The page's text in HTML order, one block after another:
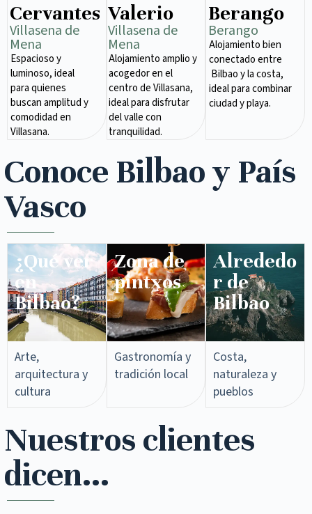
Cervantes
Villasena de
Mena​
Espacioso y
luminoso, ideal
para quienes
buscan amplitud y
comodidad en
Villasana.
Valerio
Villasena de
Mena​
Alojamiento amplio y
acogedor en el
centro de Villasana,
ideal para disfrutar
del valle con
tranquilidad.
Berango
Berango
Alojamiento bien
conectado entre
Bilbao y la costa,
ideal para combinar
ciudad y playa.
Conoce Bilbao y País
Vasco
¿Qué ver
en
Bilbao?
Arte,
arquitectura y
cultura
Zona de
pintxos​
Gastronomía y
tradición local
Alrededo
r de
Bilbao
Costa,
naturaleza y
pueblos
Nuestros clientes
dicen...